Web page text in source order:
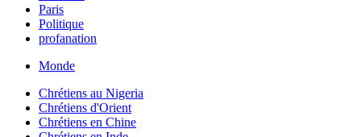
Paris
Politique
profanation
Monde
Chrétiens au Nigeria
Chrétiens d'Orient
Chrétiens en Chine